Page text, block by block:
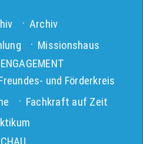
Archiv
Missionshaus
und Förderkreis
Fachkraft auf Zeit